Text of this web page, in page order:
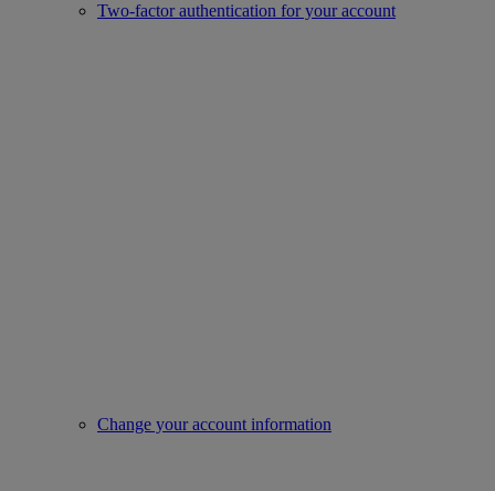
Two-factor authentication for your account
Change your account information